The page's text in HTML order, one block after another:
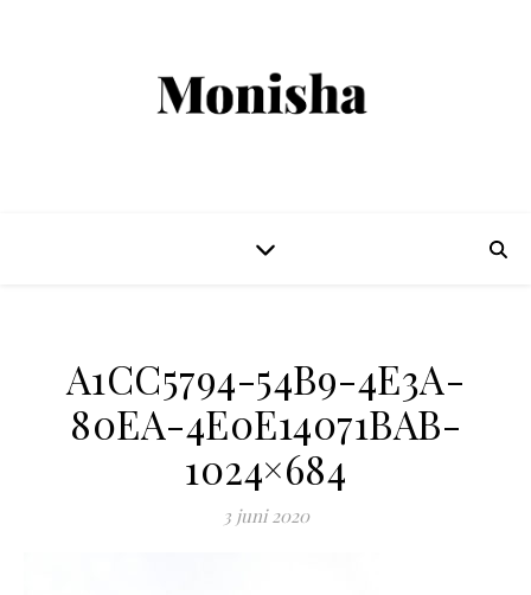
A1CC5794-54B9-4E3A-
80EA-4E0E14071BAB-
1024×684
3 juni 2020